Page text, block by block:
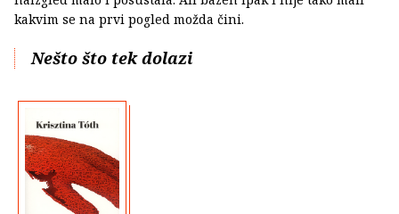
kakvim se na prvi pogled možda čini.
Nešto što tek dolazi